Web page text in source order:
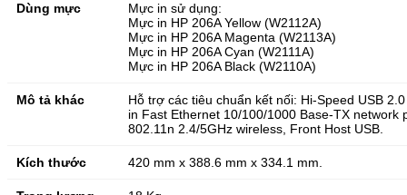
Dùng mực
Mực in sử dụng:
Mực in HP 206A Yellow (W2112A)
Mực in HP 206A Magenta (W2113A)
Mực in HP 206A Cyan (W2111A)
Mực in HP 206A Black (W2110A)
Mô tả khác
Hỗ trợ các tiêu chuẩn kết nối: Hi-Speed USB
in Fast Ethernet 10/100/1000 Base-TX network
802.11n 2.4/5GHz wireless, Front Host USB.
Kích thước 420 mm x 388.6 mm x 334.1 mm.